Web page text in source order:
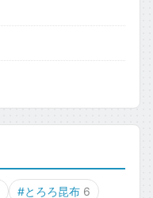
#とろろ昆布 6